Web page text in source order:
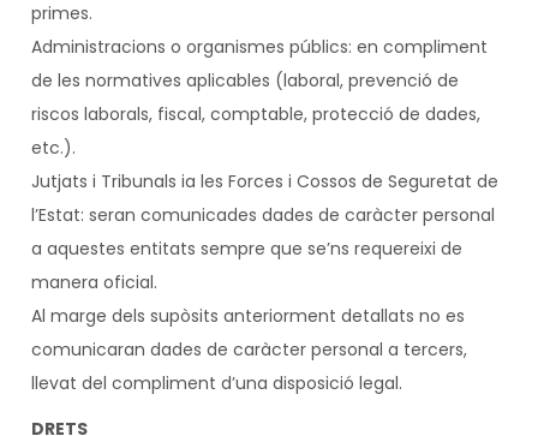
primes.
Administracions o organismes públics: en compliment
de les normatives aplicables (laboral, prevenció de
riscos laborals, fiscal, comptable, protecció de dades,
etc.).
Jutjats i Tribunals ia les Forces i Cossos de Seguretat de
l’Estat: seran comunicades dades de caràcter personal
a aquestes entitats sempre que se’ns requereixi de
manera oficial.
Al marge dels supòsits anteriorment detallats no es
comunicaran dades de caràcter personal a tercers,
llevat del compliment d’una disposició legal.
DRETS